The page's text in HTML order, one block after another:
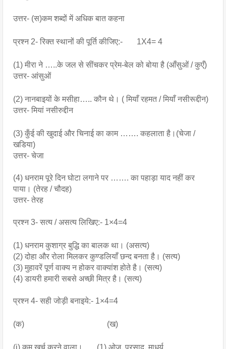
उत्तर- (स)कम शब्दों में अधिक बात कहना
प्रश्न 2- रिक्त स्थानों की पूर्ति कीजिए:-       1X4= 4
(1) मीरा ने …..के जल से सींचकर प्रेम-बेल को बोया है (आँसुओं / कुएँ)
उत्तर- आंसुओं
(2) नानबाइयों के मसीहा….. कौन थे। ( मियाँ रहमत / मियाँ नसीरूद्दीन)
उत्तर- मियां नसीरुद्दीन
(3) कुँई की खुदाई और चिनाई का काम ……. कहलाता है।(चेजा /
खडिया)
उत्तर- चेजा
(4) धनराम पूरे दिन घोटा लगाने पर ……. का पहाड़ा याद नहीं कर
पाया। (तेरह / चौदह)
उत्तर- तेरह
प्रश्न 3- सत्य / असत्य लिखिए:- 1×4=4
(1) धनराम कुशाग्र बुद्धि का बालक था। (असत्य)
(2) दोहा और रोला मिलकर कुण्डलियाँ छन्द बनता है। (सत्य)
(3) मुहावरें पूर्ण वाक्य न होकर वाक्यांश होते है। (सत्य)
(4) डायरी हमारी सबसे अच्छी मित्र है। (सत्य)
प्रश्न 4- सही जोड़ी बनाइये:- 1×4=4
(क)                                         (ख)
(i) कम खर्च करने वाला।       (1) ओज, प्रसाद, माधुर्य